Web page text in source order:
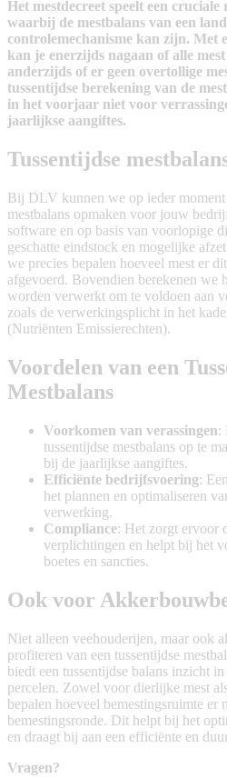
Het mestdecreet speelt een
waarbij de mestbalans van een
controlemechanisme kan zijn. Met
kan je enerzijds nagaan of alle
anderzijds of er geen overtollige
tussentijdse berekening van de
in het voorjaar niet voor
jaarlijkse aangiftes.
Tussentijdse
Bij DLV kunnen we op ieder moment
mestbalans opmaken voor jouw
software en op basis van voorlopige
geschatte eindstock en mogelijke
we precies bepalen hoeveel mest er
afgevoerd. Bovendien berekenen we
worden verwerkt om te voldoen aan
zoals de verwerkingsplicht in het
(Nutriënten Emissierechten).
Voordelen van een
Mestbalans
Voorkomen van verassingen:
tussentijdse mestbalans op te
bij de jaarlijkse aangiftes.
Efficiënte bedrijfsvoering:
het plannen en optimaliseren
verwerking.
Compliance: Het zorgt ervoor
verplichtingen en helpt bij het
boetes en sancties.
Ook voor
Niet alleen veehouderijen, maar ook
profiteren van een tussentijdse
biedt een tussentijdse balans inzicht
percelen. Zowel voor dierlijke mest
bepalen hoeveel bemestingsruimte er
bemestingsronde. Dit helpt bij het
en draagt bij aan een efficiënte en
Vragen?